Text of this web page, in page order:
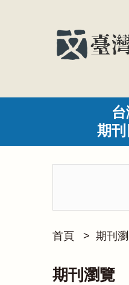
期
首頁 > 期刊
期刊瀏覽